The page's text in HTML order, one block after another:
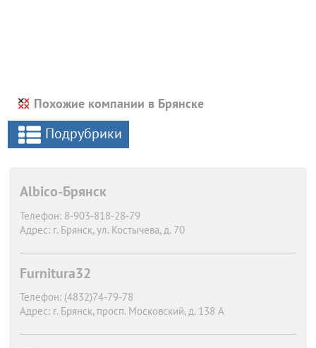
Похожие компании в Брянске
Подрубрики
Albico-Брянск
Телефон: 8-903-818-28-79
Адрес: г. Брянск, ул. Костычева, д. 70
Furnitura32
Телефон: (4832)74-79-78
Адрес: г. Брянск, просп. Московский, д. 138 А